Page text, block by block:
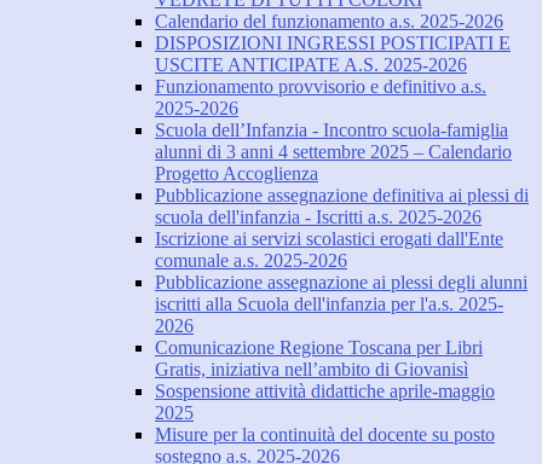
Calendario del funzionamento a.s. 2025-2026
DISPOSIZIONI INGRESSI POSTICIPATI E
USCITE ANTICIPATE A.S. 2025-2026
Funzionamento provvisorio e definitivo a.s.
2025-2026
Scuola dell’Infanzia - Incontro scuola-famiglia
alunni di 3 anni 4 settembre 2025 – Calendario
Progetto Accoglienza
Pubblicazione assegnazione definitiva ai plessi di
scuola dell'infanzia - Iscritti a.s. 2025-2026
Iscrizione ai servizi scolastici erogati dall'Ente
comunale a.s. 2025-2026
Pubblicazione assegnazione ai plessi degli alunni
iscritti alla Scuola dell'infanzia per l'a.s. 2025-
2026
Comunicazione Regione Toscana per Libri
Gratis, iniziativa nell’ambito di Giovanisì
Sospensione attività didattiche aprile-maggio
2025
Misure per la continuità del docente su posto
sostegno a.s. 2025-2026